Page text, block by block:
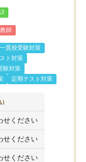
師
貫校受験対策
ト対策
験対策
定期テスト対策
せください
せください
せください